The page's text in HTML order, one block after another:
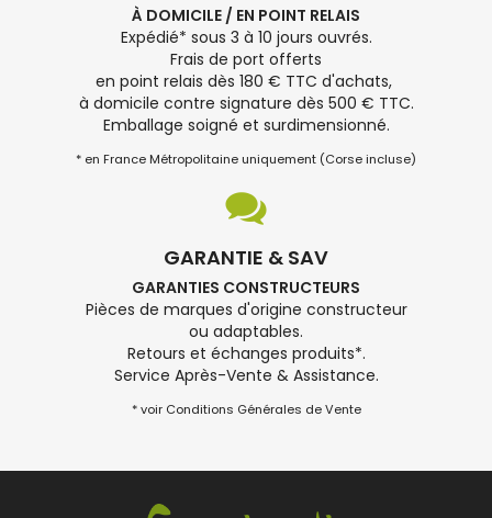
À DOMICILE / EN POINT RELAIS
Expédié* sous 3 à 10 jours ouvrés.
Frais de port offerts
en point relais dès 180 € TTC d'achats,
à domicile contre signature dès 500 € TTC.
Emballage soigné et surdimensionné.
* en France Métropolitaine uniquement (Corse incluse)
GARANTIE & SAV
GARANTIES CONSTRUCTEURS
Pièces de marques d'origine constructeur
ou adaptables.
Retours et échanges produits*.
Service Après-Vente & Assistance.
* voir Conditions Générales de Vente